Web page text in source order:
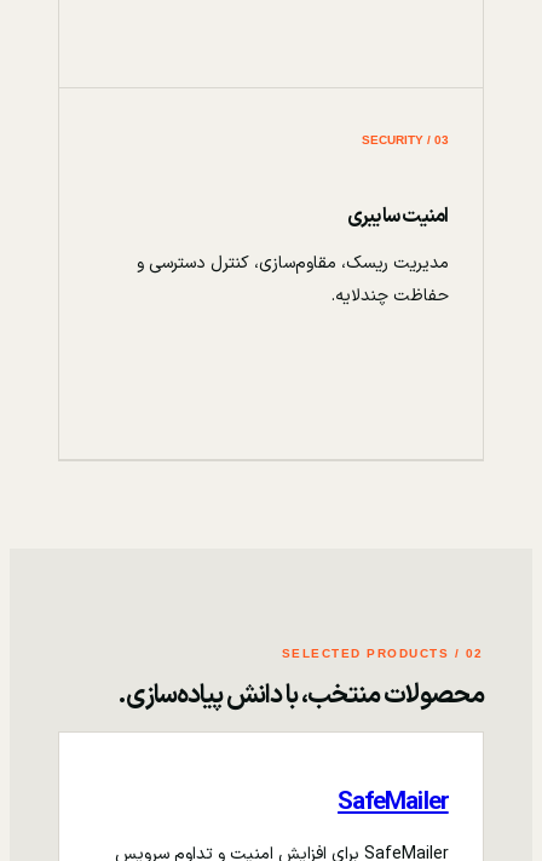
03 / SECURITY
امنیت سایبری
مدیریت ریسک، مقاوم‌سازی، کنترل دسترسی و
حفاظت چندلایه.
02 / SELECTED PRODUCTS
محصولات منتخب، با دانش پیاده‌سازی.
SafeMailer
SafeMailer برای افزایش امنیت و تداوم سرویس